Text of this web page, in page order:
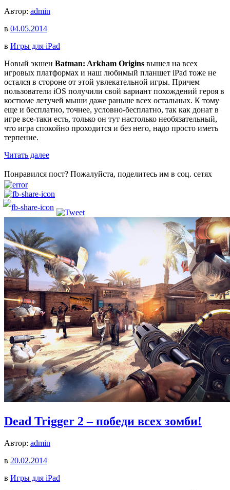
Автор: admin
в 04.05.2014
в Игры для iPad
Новый экшен Batman: Arkham Origins вышел на всех
игровых платформах и наш любимый планшет iPad тоже не
остался в стороне от этой увлекательной игры. Причем
пользователи iOS получили свой вариант похождений героя в
костюме летучей мыши даже раньше всех остальных. К тому
еще и бесплатно, точнее, условно-бесплатно, так как донат в
игре все-таки есть, только он тут настолько необязательный,
что игра спокойно проходится и без него, надо просто иметь
терпение.
Читать далее
Понравился пост? Пожалуйста, поделитесь им в соц. сетях
Dead Trigger 2 – победи всех зомби!
Автор: admin
в 20.02.2014
в Игры для iPad